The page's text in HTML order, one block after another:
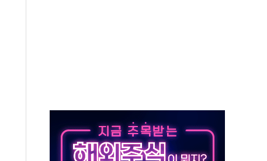
, 경쟁상대 中과 비교해야"
새 안보 위기… 반군·마약카르텔이 습득해 전투 활용
구조
분만에 진화...외국인 노동자 숨져
2